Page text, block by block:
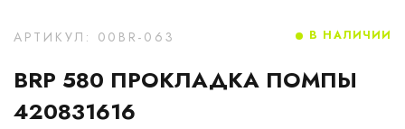
АРТИКУЛ: 00BR-063
BRP 580 ПРОКЛАДКА ПОМПЫ
420831616
В НАЛИЧИИ